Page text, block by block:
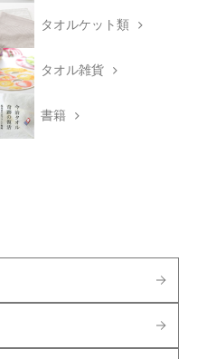
タオルケット類
タオル雑貨
書籍